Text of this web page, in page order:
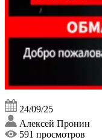
24/09/25
Алексей Пронин
591 просмотров